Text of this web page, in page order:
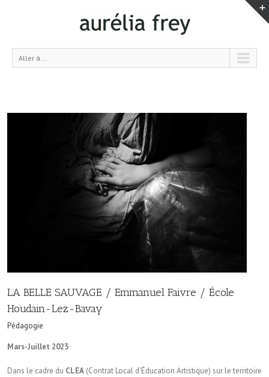
Aller à...
LA BELLE SAUVAGE / Emmanuel Faivre / École
Houdain-Lez-Bavay
Pédagogie
Mars-Juillet 2023
Dans le cadre du CLEA (Contrat Local d’Éducation Artistique) sur le territoire